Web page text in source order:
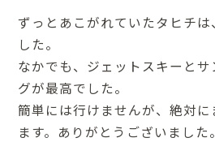
ずっとあこがれていたタヒチは
した。
なかでも、ジェットスキーとサ
グが最高でした。
簡単には行けませんが、絶対に
ます。ありがとうございました。